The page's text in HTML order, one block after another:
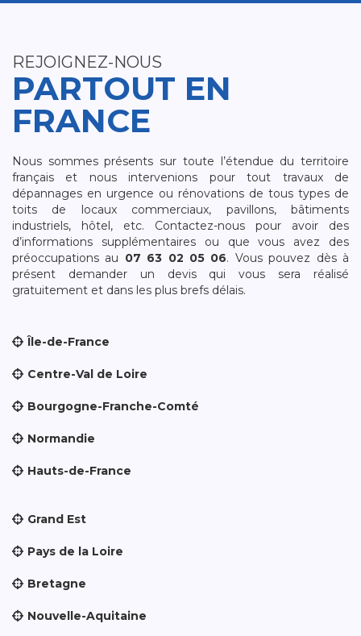
REJOIGNEZ-NOUS
PARTOUT EN
FRANCE
Nous sommes présents sur toute l’étendue du territoire
français et nous intervenions pour tout travaux de
dépannages en urgence ou rénovations de tous types de
toits de locaux commerciaux, pavillons, bâtiments
industriels, hôtel, etc. Contactez-nous pour avoir des
d’informations supplémentaires ou que vous avez des
préoccupations au 07 63 02 05 06. Vous pouvez dès à
présent demander un devis qui vous sera réalisé
gratuitement et dans les plus brefs délais.
Île-de-France
Centre-Val de Loire
Bourgogne-Franche-Comté
Normandie
Hauts-de-France
Grand Est
Pays de la Loire
Bretagne
Nouvelle-Aquitaine